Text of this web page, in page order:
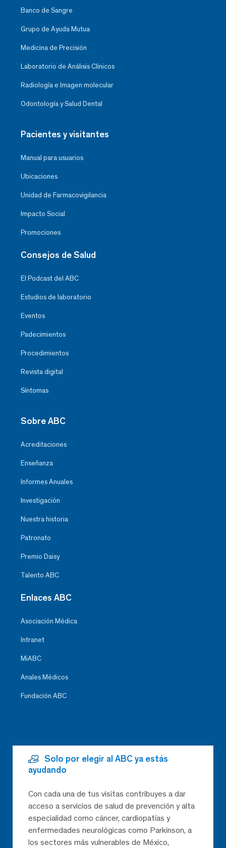
Banco de Sangre
Grupo de Ayuda Mutua
Medicina de Precisión
Laboratorio de Análisis Clínicos
Radiología e Imagen molecular
Odontología y Salud Dental
Pacientes y visitantes
Manual para usuarios
Ubicaciones
Unidad de Farmacovigilancia
Impacto Social
Promociones
Consejos de Salud
El Podcast del ABC
Estudios de laboratorio
Eventos
Padecimientos
Procedimientos
Revista digital
Síntomas
Sobre ABC
Acreditaciones
Enseñanza
Informes Anuales
Investigación
Nuestra historia
Patronato
Premio Daisy
Talento ABC
Enlaces ABC
Asociación Médica
Intranet
MiABC
Anales Médicos
Fundación ABC
Solo por elegir al ABC ya estás
ayudando
Con cada una de tus visitas contribuyes a dar
acceso a servicios de salud de prevención y alta
especialidad como cáncer, cardiopatías y
enfermedades neurológicas como Parkinson, a
los sectores más vulnerables de México,